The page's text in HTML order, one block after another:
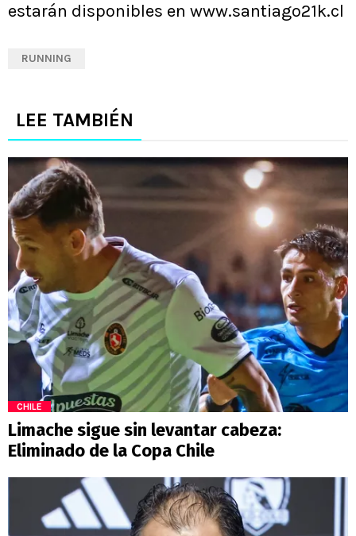
estarán disponibles en www.santiago21k.cl
RUNNING
LEE TAMBIÉN
CHILE
Limache sigue sin levantar cabeza:
Eliminado de la Copa Chile